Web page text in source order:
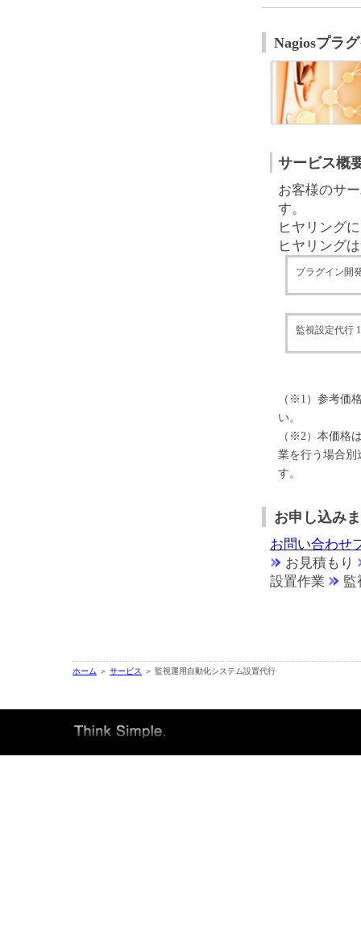
Nagiosプラ
サービス概
お客様のサ
す。
ヒヤリング
ヒヤリング
プラグイン開
監視設定代行
（※1）参考価
い。
（※2）本価格
業を行う場合別
す。
お申し込み
お問い合わせ
お見積もり
設置作業
監
ホーム ＞ サービス ＞ 監視運用自動化システム設置代行